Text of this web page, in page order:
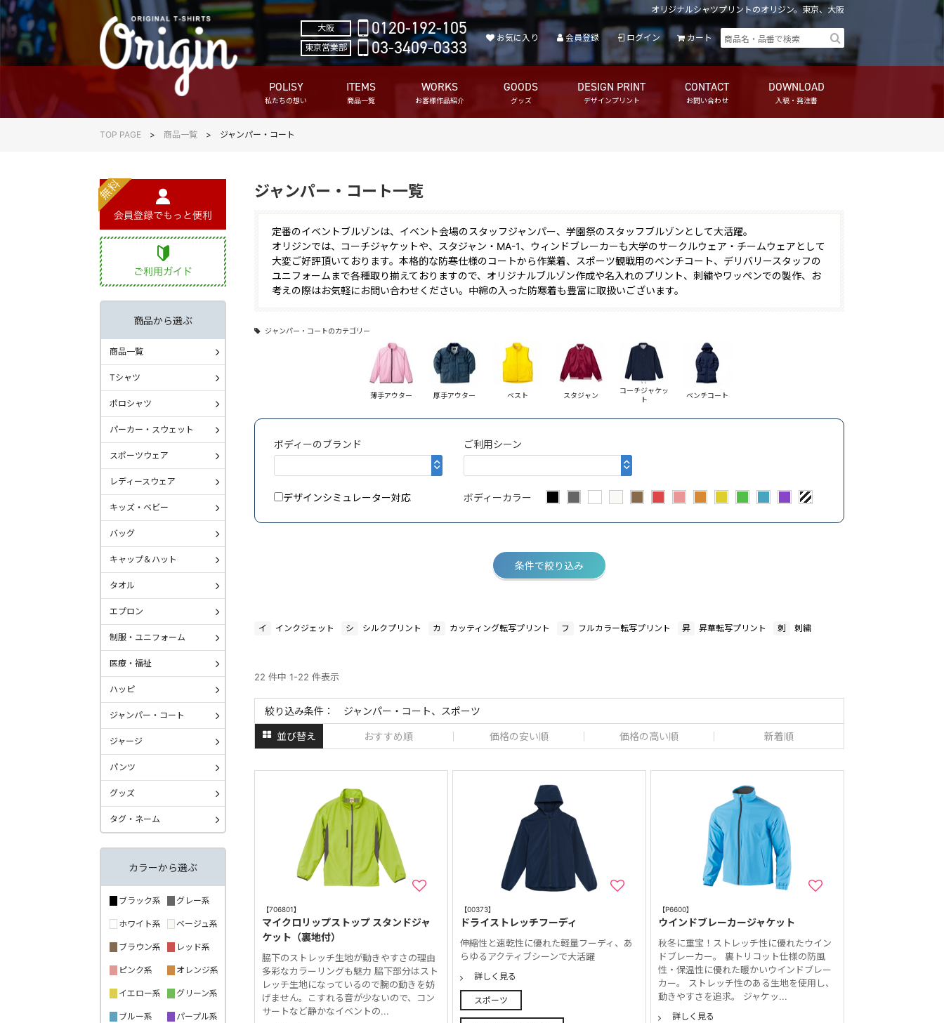
オリジナルシャツプリントのオリジン。東京、大阪
POLISY
私たちの想い
ITEMS
商品一覧
WORKS
お客様作品紹介
GOODS
グッズ
DESIGN PRINT
デザインプリント
CONTACT
お問い合わせ
DOWNLOAD
入稿・発注書
大阪 0120-192-105
東京営業部 03-3409-0333 お気に入り 会員登録 ログイン カート
TOP PAGE 商品一覧 ジャンパー・コート
ジャンパー・コート一覧
定番のイベントブルゾンは、イベント会場のスタッフジャンパー、学園祭のスタッフブルゾンとして大活躍。
オリジンでは、コーチジャケットや、スタジャン・MA-1、ウィンドブレーカーも大学のサークルウェア・チームウェアとして
大変ご好評頂いております。本格的な防寒仕様のコートから作業着、スポーツ観戦用のベンチコート、デリバリースタッフの
ユニフォームまで各種取り揃えておりますので、オリジナルブルゾン作成や名入れのプリント、刺繍やワッペンでの製作、お
考えの際はお気軽にお問い合わせください。中綿の入った防寒着も豊富に取扱いございます。
ジャンパー・コートのカテゴリー
薄手アウター 厚手アウター ベスト スタジャン
コーチジャケッ
ト
ベンチコート
ボディーのブランド ご利用シーン
デザインシミュレーター対応 ボディーカラー
条件で絞り込み
イ インクジェット シ シルクプリント カ カッティング転写プリント フ フルカラー転写プリント 昇 昇華転写プリント 刺 刺繍
22 件中 1-22 件表示
絞り込み条件： ジャンパー・コート、スポーツ
並び替え おすすめ順 価格の安い順 価格の高い順 新着順
【706801】
マイクロリップストップ スタンドジャ
ケット（裏地付）
脇下のストレッチ生地が動きやすさの理由
多彩なカラーリングも魅力 脇下部分はスト
レッチ生地になっているので腕の動きを妨
げません。こすれる音が少ないので、コン
サートなど静かなイベントの...
【00373】
ドライストレッチフーディ
伸縮性と速乾性に優れた軽量フーディ、あ
らゆるアクティブシーンで大活躍
詳しく見る
スポーツ
【P6600】
ウインドブレーカージャケット
秋冬に重宝！ストレッチ性に優れたウイン
ドブレーカー。 裏トリコット仕様の防風
性・保温性に優れた暖かいウインドブレー
カー。 ストレッチ性のある生地を使用し、
動きやすさを追求。 ジャケッ...
詳しく見る
商品から選ぶ
商品一覧
Tシャツ
ポロシャツ
パーカー・スウェット
スポーツウェア
レディースウェア
キッズ・ベビー
バッグ
キャップ＆ハット
タオル
エプロン
制服・ユニフォーム
医療・福祉
ハッピ
ジャンパー・コート
ジャージ
パンツ
グッズ
タグ・ネーム
カラーから選ぶ
ブラック系 グレー系
ホワイト系 ベージュ系
ブラウン系 レッド系
ピンク系 オレンジ系
イエロー系 グリーン系
ブルー系 パープル系